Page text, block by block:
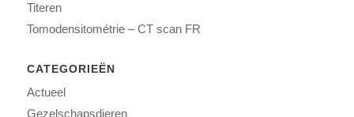
Titeren
Tomodensitométrie – CT scan FR
CATEGORIEËN
Actueel
Gezelschapsdieren